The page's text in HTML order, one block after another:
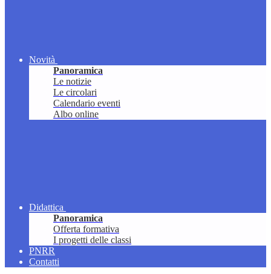
Novità
Panoramica
Le notizie
Le circolari
Calendario eventi
Albo online
Didattica
Panoramica
Offerta formativa
I progetti delle classi
PNRR
Contatti